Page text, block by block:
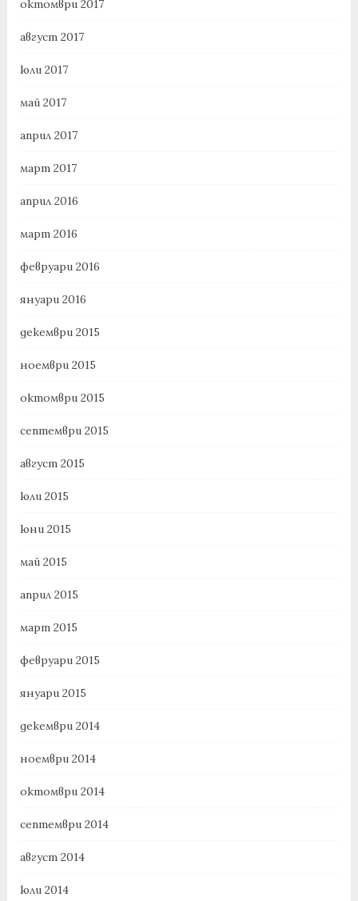
октомври 2017
август 2017
юли 2017
май 2017
април 2017
март 2017
април 2016
март 2016
февруари 2016
януари 2016
декември 2015
ноември 2015
октомври 2015
септември 2015
август 2015
юли 2015
юни 2015
май 2015
април 2015
март 2015
февруари 2015
януари 2015
декември 2014
ноември 2014
октомври 2014
септември 2014
август 2014
юли 2014